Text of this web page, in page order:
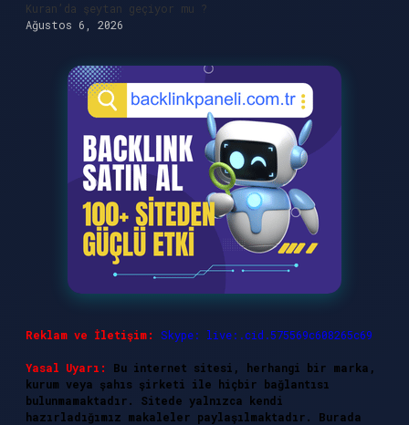
Kuran’da şeytan geçiyor mu ?
Ağustos 6, 2026
Reklam ve İletişim: Skype: live:.cid.575569c608265c69
Yasal Uyarı:
Bu internet sitesi, herhangi bir marka,
kurum veya şahıs şirketi ile hiçbir bağlantısı
bulunmamaktadır. Sitede yalnızca kendi
hazırladığımız makaleler paylaşılmaktadır. Burada